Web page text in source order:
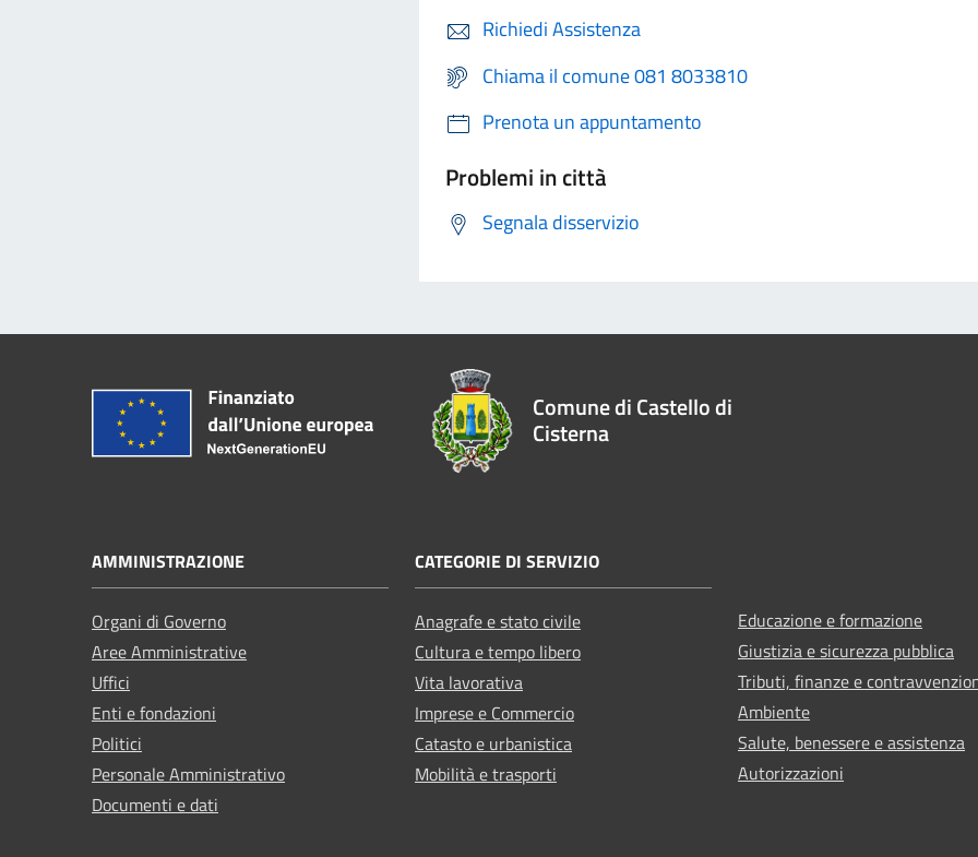
Richiedi Assistenza
Chiama il comune 081 8033810
Prenota un appuntamento
Problemi in città
Segnala disservizio
Comune di Castello di
Cisterna
AMMINISTRAZIONE
Organi di Governo
Aree Amministrative
Uffici
Enti e fondazioni
Politici
Personale Amministrativo
Documenti e dati
CATEGORIE DI SERVIZIO
Anagrafe e stato civile
Cultura e tempo libero
Vita lavorativa
Imprese e Commercio
Catasto e urbanistica
Mobilità e trasporti
Educazione e formazione
Giustizia e sicurezza pubblica
Tributi, finanze e
Ambiente
Salute, benessere e assistenza
Autorizzazioni